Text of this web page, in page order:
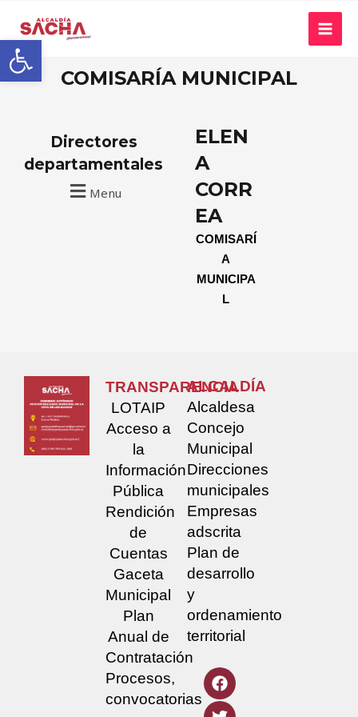
Abrir barra de herramientas
COMISARÍA MUNICIPAL
Directores
departamentales
Menu
ELEN
A
CORR
EA
COMISARÍ
A
MUNICIPA
L
TRANSPARENCIA
LOTAIP
Acceso a
la
Información
Pública
Rendición
de
Cuentas
Gaceta
Municipal
Plan
Anual de
Contratación
Procesos,
convocatorias
ALCALDÍA
Alcaldesa
Concejo
Municipal
Direcciones
municipales
Empresas
adscrita
Plan de
desarrollo
y
ordenamiento
territorial